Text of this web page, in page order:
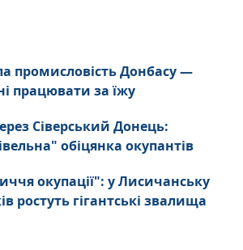
промисловість Донбасу —
працювати за їжу
Сіверський Донець:
обіцянка окупантів
окупації": у Лисичанську
ростуть гігантські звалища